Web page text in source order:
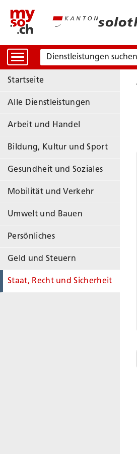
Dienstleistungen suchen
Startseite
Alle Dienstleistungen
Arbeit und Handel
Bildung, Kultur und Sport
Gesundheit und Soziales
Mobilität und Verkehr
Umwelt und Bauen
Persönliches
Geld und Steuern
Staat, Recht und Sicherheit